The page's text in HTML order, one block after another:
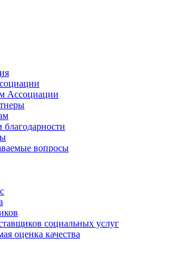
Ассоциации
вопросы
социальных услуг
оценка качества